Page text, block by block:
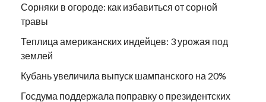
Сорняки в огороде: как избавиться от сорной
травы
Теплица американских индейцев: 3 урожая под
землей
Кубань увеличила выпуск шампанского на 20%
Госдума поддержала поправку о президентских